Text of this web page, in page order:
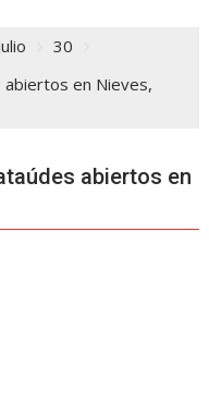
30
en Nieves,
abiertos en